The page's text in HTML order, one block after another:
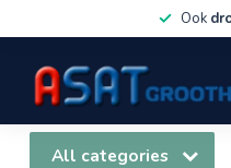
Ook
All categories